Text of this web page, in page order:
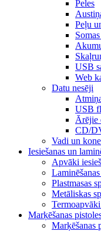
Peles
Peļu
USB
Web
Datu nesēji
USB
Ārējie
CD/
Vadi un
Iesiešanas un
Apvāki
Plastmasas
Metāliskas
Marķēšanas
Marķēšanas